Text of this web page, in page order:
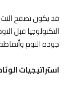
قد يكون تصفح النت
التكنولوجيا قبل
جودة النوم
استراتيجيات